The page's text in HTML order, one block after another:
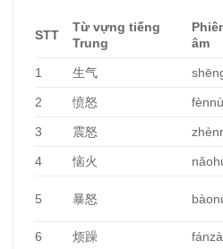
STT
Từ vựng tiếng
Trung
âm
1 生气
2 愤怒 fènnù
3 震怒
4 恼火
5 暴怒
6 烦躁